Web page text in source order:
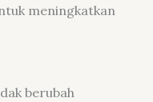
meningkatkan
berubah